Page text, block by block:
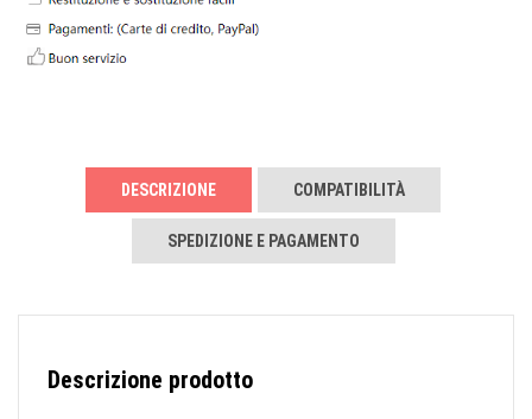
DESCRIZIONE COMPATIBILITÀ
SPEDIZIONE E PAGAMENTO
Descrizione prodotto